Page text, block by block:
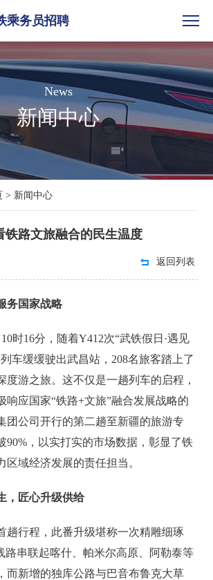
乘务员招聘
News
新闻中心
> 新闻中心
铁路文旅融合的民生温度
返回列表
务国家战略
16分，随着Y412次“武铁假日·遇见
车缓缓驶出武昌站，208名旅客踏上了
度游之旅。这不仅是一趟列车的启程，
响应国家“铁路+文旅”融合发展战略的
团公司开行的第二趟至新疆的旅游专
90%，以实打实的市场数据，彰显了铁
区域经济发展的责任担当。
，匠心升级供给
行程，此番升级堪称一次精雕细琢
路串联起喀什、帕米尔高原、阿勒泰等
而新增的独库公路与巴音布鲁克大草